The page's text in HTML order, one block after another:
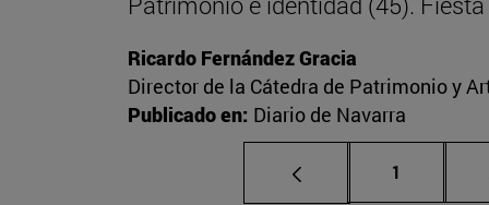
Ricardo Fernández Gracia
Director de la Cátedra de Patrimonio y
Publicado en: Diario de Navarra
Página
1